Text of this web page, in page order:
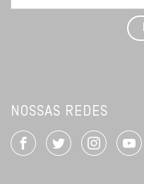
com
NOSSAS REDES